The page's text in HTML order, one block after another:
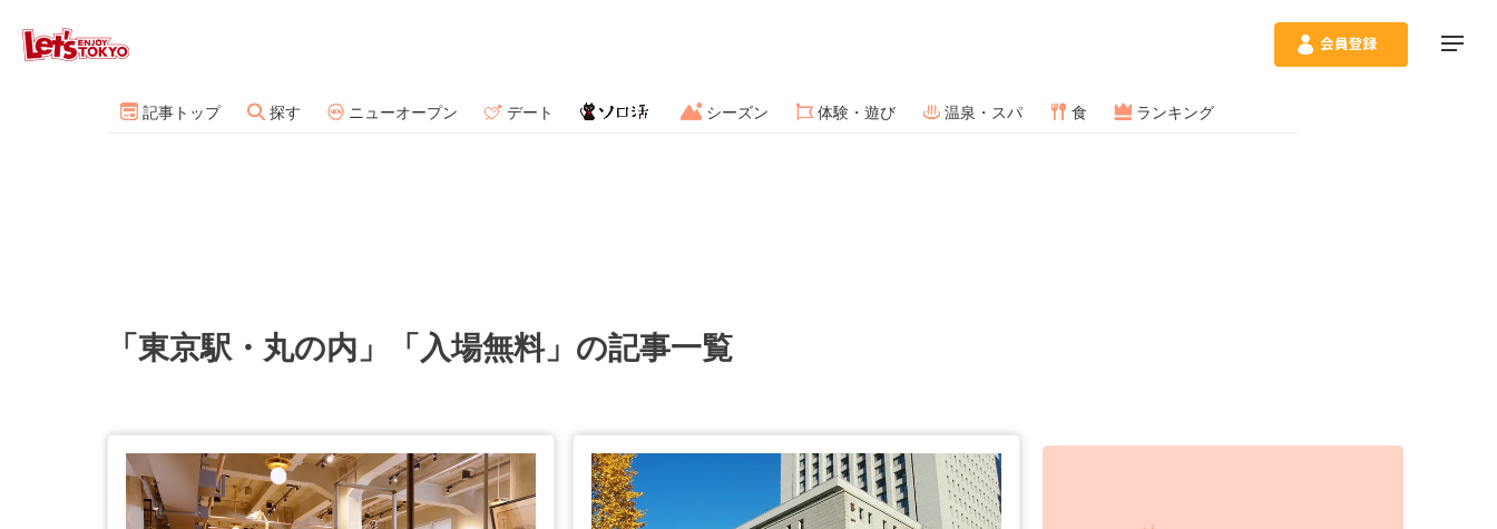
記事トップ 探す ニューオープン デート シーズン 体験・遊び 温泉・スパ 食 ランキング
「東京駅・丸の内」「入場無料」の記事一覧